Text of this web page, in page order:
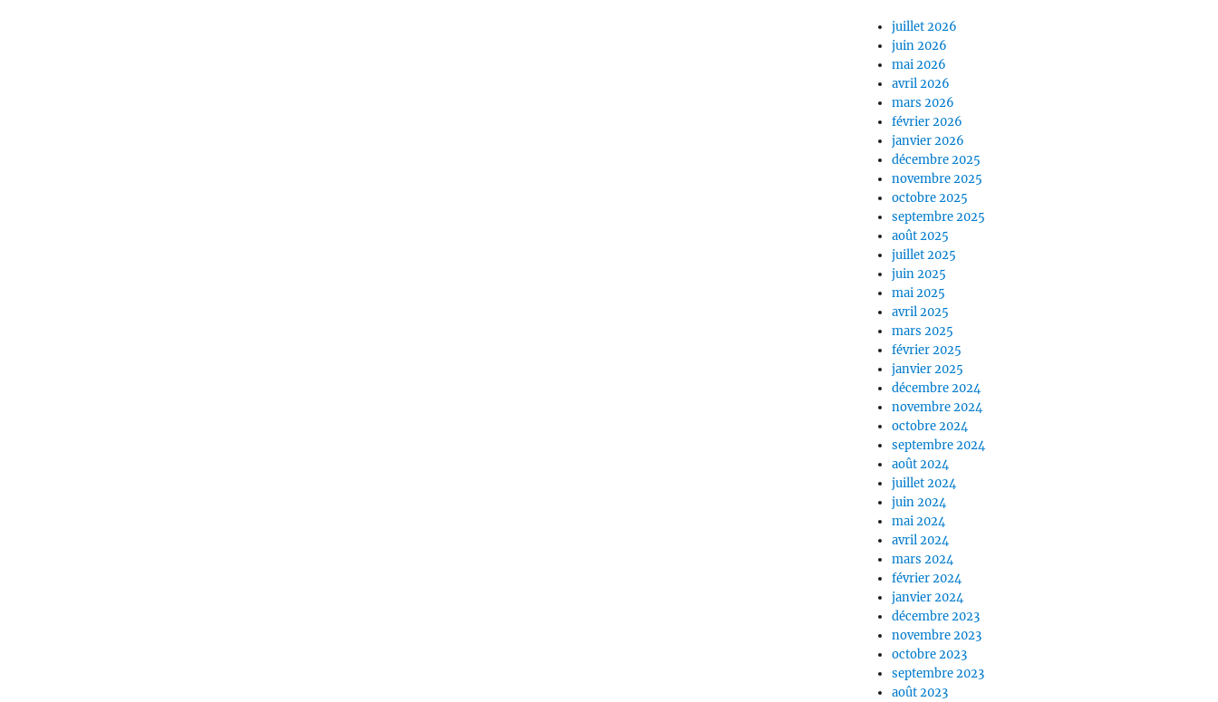
juillet 2026
juin 2026
mai 2026
avril 2026
mars 2026
février 2026
janvier 2026
décembre 2025
novembre 2025
octobre 2025
septembre 2025
août 2025
juillet 2025
juin 2025
mai 2025
avril 2025
mars 2025
février 2025
janvier 2025
décembre 2024
novembre 2024
octobre 2024
septembre 2024
août 2024
juillet 2024
juin 2024
mai 2024
avril 2024
mars 2024
février 2024
janvier 2024
décembre 2023
novembre 2023
octobre 2023
septembre 2023
août 2023